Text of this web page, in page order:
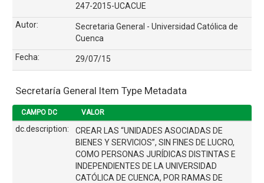
247-2015-UCACUE
Autor:
Secretaria General - Universidad Católica de
Cuenca
Fecha:
29/07/15
Secretaría General Item Type Metadata
CAMPO DC VALOR
dc.description:
CREAR LAS “UNIDADES ASOCIADAS DE
BIENES Y SERVICIOS”, SIN FINES DE LUCRO,
COMO PERSONAS JURÍDICAS DISTINTAS E
INDEPENDIENTES DE LA UNIVERSIDAD
CATÓLICA DE CUENCA, POR RAMAS DE